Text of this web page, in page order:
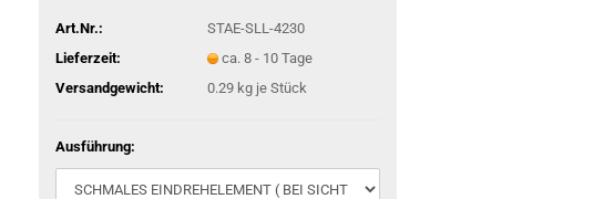
Art.Nr.:
STAE-SLL-4230
Lieferzeit:
ca. 8 - 10 Tage
Versandgewicht:
0.29kg je Stück
Ausführung: